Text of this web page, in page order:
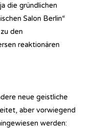
die gründlichen
Salon Berlin“
den
reaktionären
neue geistliche
aber vorwiegend
werden: